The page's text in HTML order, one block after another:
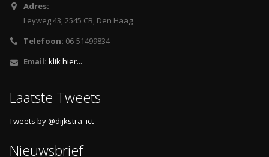
Adres:
Leyweg 43, 2545 CB, Den Haag
Telefoon: 06-51499834
Email: klik hier...
Laatste Tweets
Tweets by @dijkstra_ict
Nieuwsbrief